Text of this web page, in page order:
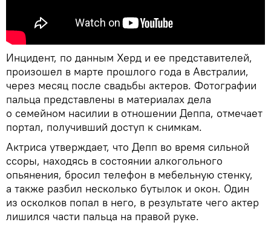
Инцидент, по данным Херд и ее представителей,
произошел в марте прошлого года в Австралии,
через месяц после свадьбы актеров. Фотографии
пальца представлены в материалах дела
о семейном насилии в отношении Деппа, отмечает
портал, получивший доступ к снимкам.
Актриса утверждает, что Депп во время сильной
ссоры, находясь в состоянии алкогольного
опьянения, бросил телефон в мебельную стенку,
а также разбил несколько бутылок и окон. Один
из осколков попал в него, в результате чего актер
лишился части пальца на правой руке.